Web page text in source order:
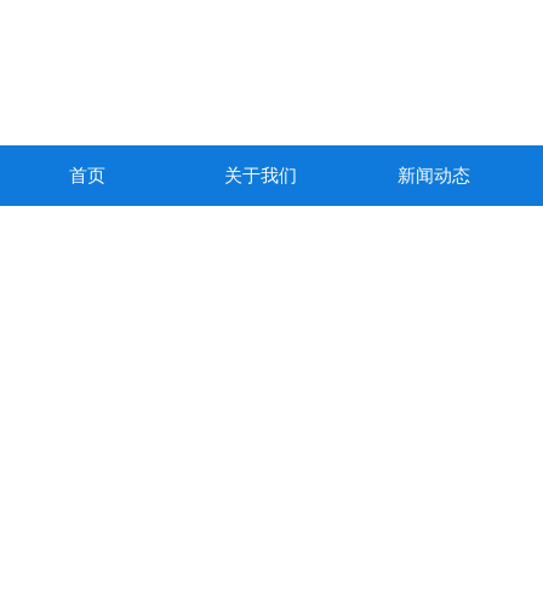
首页 关于我们 新闻动态